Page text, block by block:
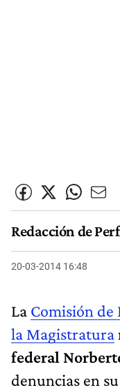
Redacción de
20-03-2014 16:48
La Comisión de
la Magistratura
federal
denuncias en